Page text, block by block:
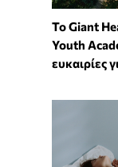
To Giant
Youth
ευκαιρίες